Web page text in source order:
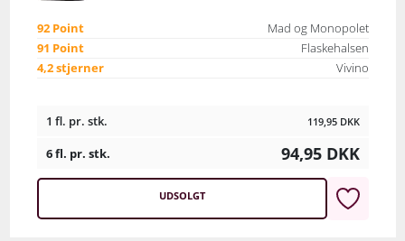
92 Point
Mad og Monopolet
91 Point
Flaskehalsen
4,2 stjerner
Vivino
1 fl. pr. stk. 119,95 DKK
6 fl. pr. stk. 94,95 DKK
UDSOLGT